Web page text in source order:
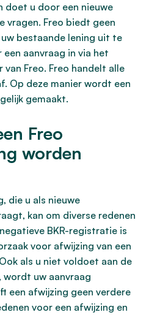
doet u door een nieuwe
vragen. Freo biedt geen
bestaande lening uit te
aanvraag in via het
Freo. Freo handelt alle
Op deze manier wordt een
gemaakt.
Freo
worden
die u als nieuwe
kan om diverse redenen
BKR-registratie is
voor afwijzing van een
als u niet voldoet aan de
uw aanvraag
een afwijzing geen verdere
voor een afwijzing en